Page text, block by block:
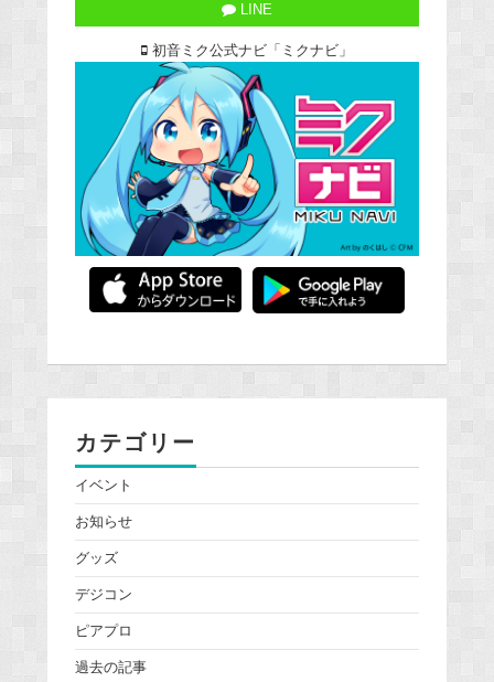
LINE
初音ミク公式ナビ「ミクナビ」
カテゴリー
イベント
お知らせ
グッズ
デジコン
ピアプロ
過去の記事